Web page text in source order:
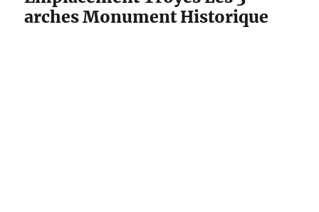
arches Monument Historique